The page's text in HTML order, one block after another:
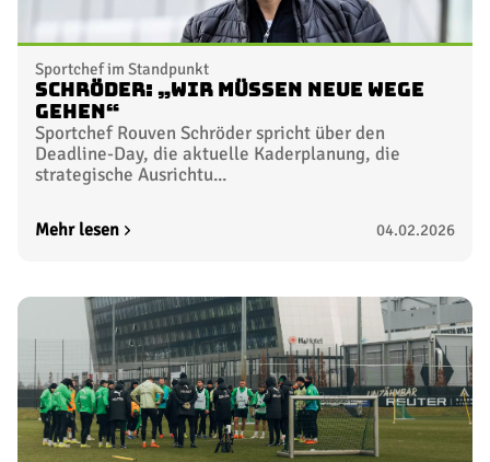
Sportchef im Standpunkt
Schröder: „Wir müssen neue Wege
gehen“
Sportchef Rouven Schröder spricht über den
Deadline-Day, die aktuelle Kaderplanung, die
strategische Ausrichtu...
Mehr lesen 04.02.2026